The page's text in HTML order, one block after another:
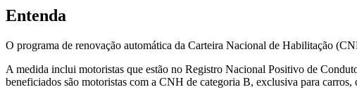
Entenda
O programa de renovação automática da Carteira Nacional de Habilitação
A medida inclui motoristas que estão no Registro Nacional Positivo de
beneficiados são motoristas com a CNH de categoria B, exclusiva para carros,